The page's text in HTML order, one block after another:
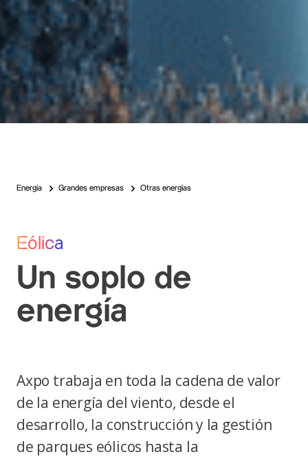
Energía Grandes empresas Otras energías
Eólica
Un soplo de
energía
Axpo trabaja en toda la cadena de valor
de la energía del viento, desde el
desarrollo, la construcción y la gestión
de parques eólicos hasta la